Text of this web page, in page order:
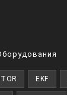
EKF